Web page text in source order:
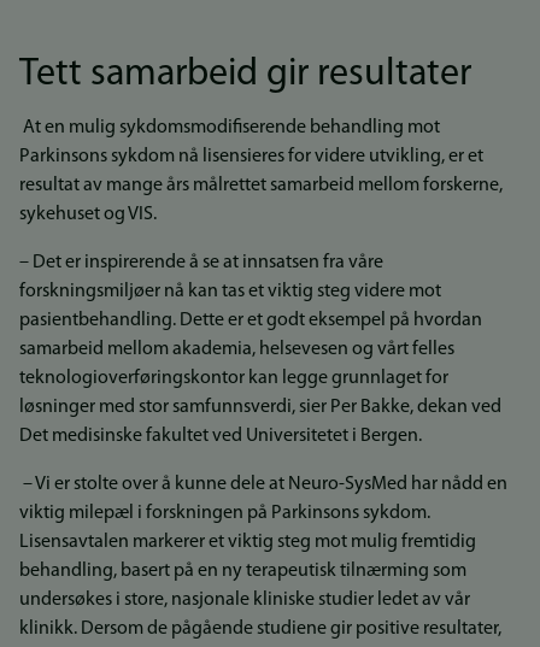
Tett samarbeid gir resultater
At en mulig sykdomsmodifiserende behandling mot
Parkinsons sykdom nå lisensieres for videre utvikling, er et
resultat av mange års målrettet samarbeid mellom forskerne,
sykehuset og VIS.
– Det er inspirerende å se at innsatsen fra våre
forskningsmiljøer nå kan tas et viktig steg videre mot
pasientbehandling. Dette er et godt eksempel på hvordan
samarbeid mellom akademia, helsevesen og vårt felles
teknologioverføringskontor kan legge grunnlaget for
løsninger med stor samfunnsverdi, sier Per Bakke, dekan ved
Det medisinske fakultet ved Universitetet i Bergen.
– Vi er stolte over å kunne dele at Neuro-SysMed har nådd en
viktig milepæl i forskningen på Parkinsons sykdom.
Lisensavtalen markerer et viktig steg mot mulig fremtidig
behandling, basert på en ny terapeutisk tilnærming som
undersøkes i store, nasjonale kliniske studier ledet av vår
klinikk. Dersom de pågående studiene gir positive resultater,